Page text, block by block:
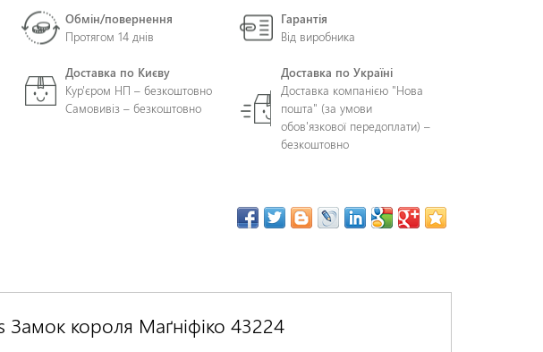
Обмін/повернення
Протягом 14 днів
Гарантія
Від виробника
Доставка по Києву
Кур'єром НП – безкоштовно
Самовивіз – безкоштовно
Доставка по Україні
Доставка компанією "Нова
пошта" (за умови
обов'язкової передоплати) –
безкоштовно
Замок короля Маґніфіко 43224